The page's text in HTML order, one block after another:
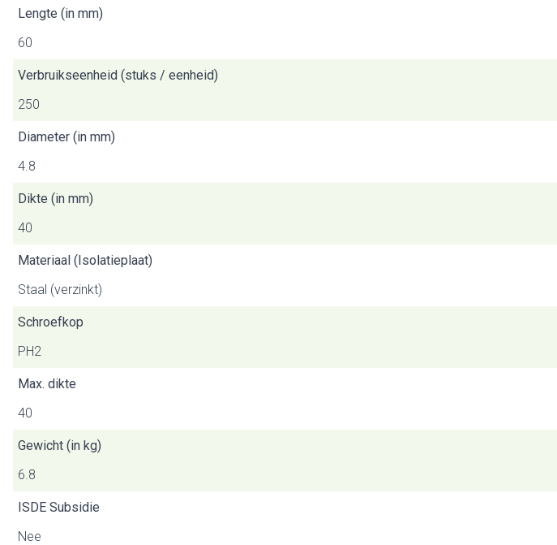
Lengte (in mm)
60
Verbruikseenheid (stuks / eenheid)
250
Diameter (in mm)
4.8
Dikte (in mm)
40
Materiaal (Isolatieplaat)
Staal (verzinkt)
Schroefkop
PH2
Max. dikte
40
Gewicht (in kg)
6.8
ISDE Subsidie
Nee